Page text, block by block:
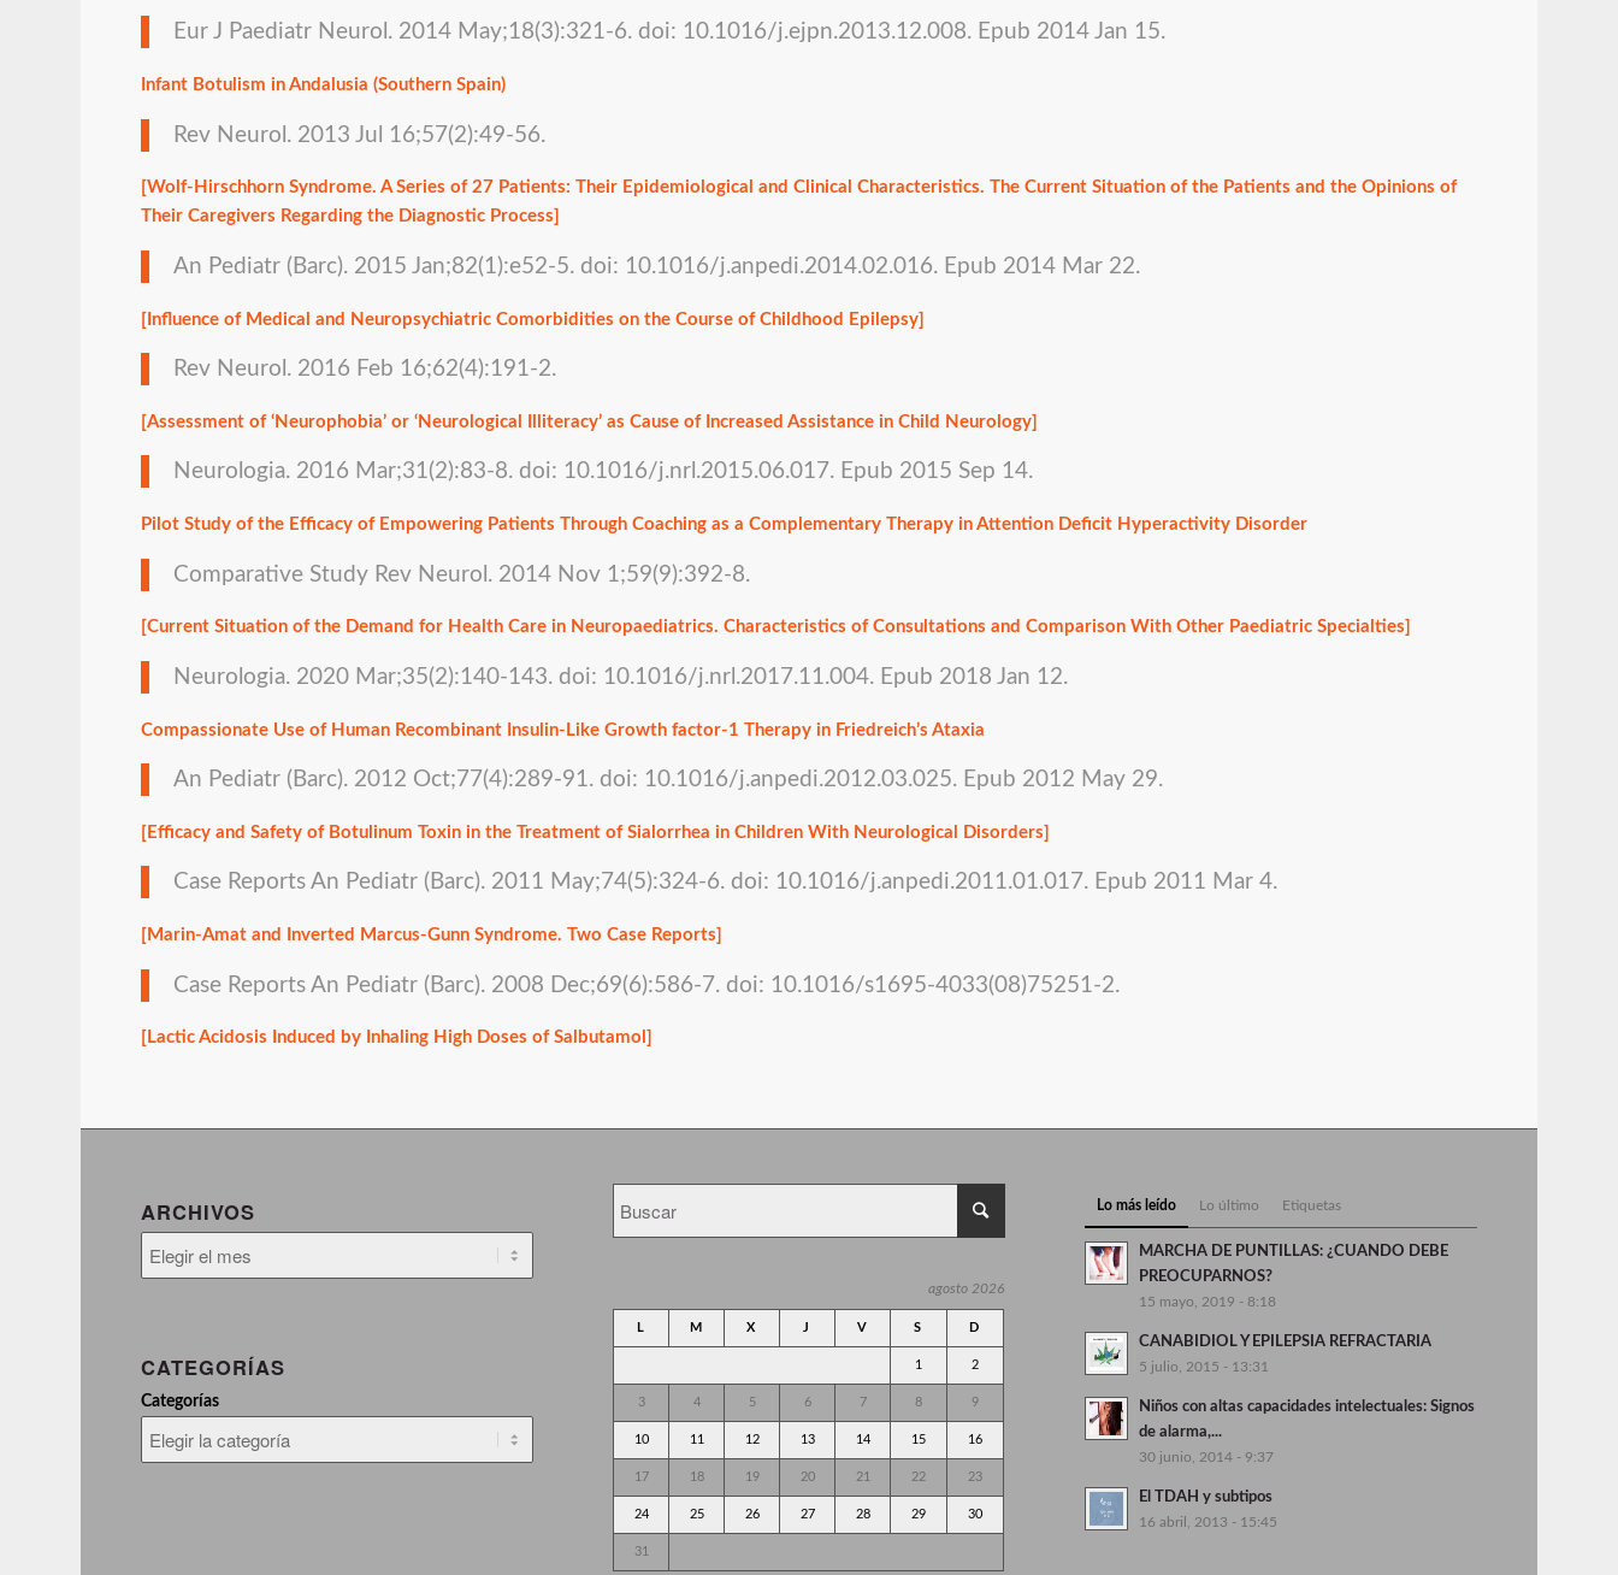
Eur J Paediatr Neurol. 2014 May;18(3):321-6. doi: 10.1016/j.ejpn.2013.12.008. Epub 2014 Jan 15.
Infant Botulism in Andalusia (Southern Spain)
Rev Neurol. 2013 Jul 16;57(2):49-56.
[Wolf-Hirschhorn Syndrome. A Series of 27 Patients: Their Epidemiological and Clinical Characteristics. The Current Situation of the Patients and the Opinions of
Their Caregivers Regarding the Diagnostic Process]
An Pediatr (Barc). 2015 Jan;82(1):e52-5. doi: 10.1016/j.anpedi.2014.02.016. Epub 2014 Mar 22.
[Influence of Medical and Neuropsychiatric Comorbidities on the Course of Childhood Epilepsy]
Rev Neurol. 2016 Feb 16;62(4):191-2.
[Assessment of ‘Neurophobia’ or ‘Neurological Illiteracy’ as Cause of Increased Assistance in Child Neurology]
Neurologia. 2016 Mar;31(2):83-8. doi: 10.1016/j.nrl.2015.06.017. Epub 2015 Sep 14.
Pilot Study of the Efficacy of Empowering Patients Through Coaching as a Complementary Therapy in Attention Deficit Hyperactivity Disorder
Comparative Study Rev Neurol. 2014 Nov 1;59(9):392-8.
[Current Situation of the Demand for Health Care in Neuropaediatrics. Characteristics of Consultations and Comparison With Other Paediatric Specialties]
Neurologia. 2020 Mar;35(2):140-143. doi: 10.1016/j.nrl.2017.11.004. Epub 2018 Jan 12.
Compassionate Use of Human Recombinant Insulin-Like Growth factor-1 Therapy in Friedreich’s Ataxia
An Pediatr (Barc). 2012 Oct;77(4):289-91. doi: 10.1016/j.anpedi.2012.03.025. Epub 2012 May 29.
[Efficacy and Safety of Botulinum Toxin in the Treatment of Sialorrhea in Children With Neurological Disorders]
Case Reports An Pediatr (Barc). 2011 May;74(5):324-6. doi: 10.1016/j.anpedi.2011.01.017. Epub 2011 Mar 4.
[Marin-Amat and Inverted Marcus-Gunn Syndrome. Two Case Reports]
Case Reports An Pediatr (Barc). 2008 Dec;69(6):586-7. doi: 10.1016/s1695-4033(08)75251-2.
[Lactic Acidosis Induced by Inhaling High Doses of Salbutamol]
ARCHIVOS
CATEGORÍAS
Categorías
agosto 2026
L M X J V S D
1 2
3 4 5 6 7 8 9
10 11 12 13 14 15 16
17 18 19 20 21 22 23
24 25 26 27 28 29 30
31
Lo más leído Lo último Etiquetas
MARCHA DE PUNTILLAS: ¿CUANDO DEBE
PREOCUPARNOS?
15 mayo, 2019 - 8:18
CANABIDIOL Y EPILEPSIA REFRACTARIA
5 julio, 2015 - 13:31
Niños con altas capacidades intelectuales: Signos
de alarma,...
30 junio, 2014 - 9:37
El TDAH y subtipos
16 abril, 2013 - 15:45